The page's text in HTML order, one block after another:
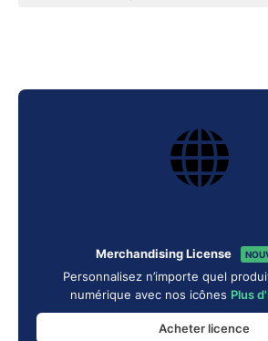
Merchandising License
Personnalisez n’importe quel
numérique avec nos icônes Plus
Acheter licence